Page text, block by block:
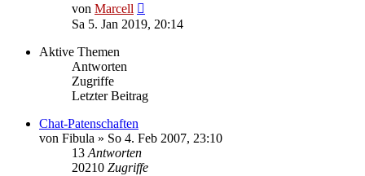
von Marcell
Beitrag
Sa 5. Jan 2019, 20:14
Aktive Themen
Antworten
Zugriffe
Letzter Beitrag
Chat-Patenschaften
von Fibula » So 4. Feb 2007, 23:10
13 Antworten
20210 Zugriffe